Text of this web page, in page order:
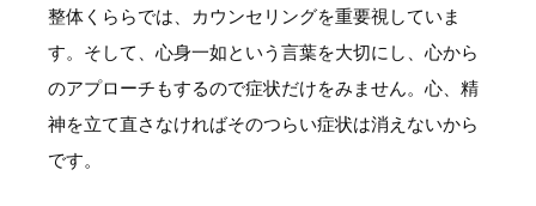
整体くららでは、カウンセリングを重要視していま
す。そして、心身一如という言葉を大切にし、心から
のアプローチもするので症状だけをみません。心、精
神を立て直さなければそのつらい症状は消えないから
です。